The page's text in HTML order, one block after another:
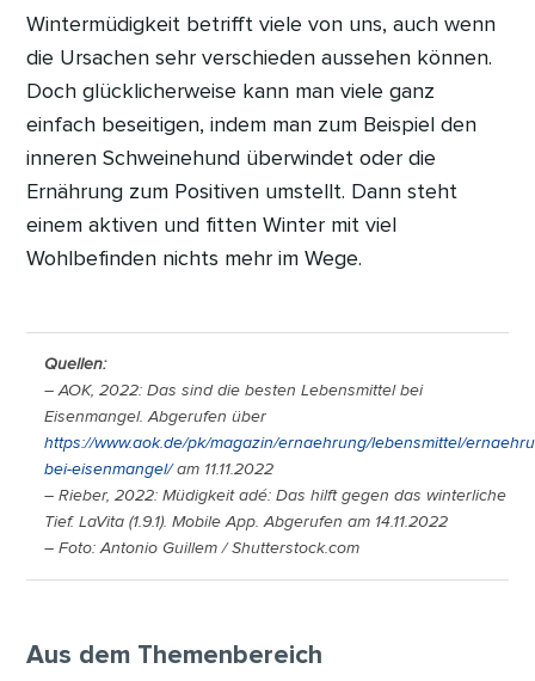
Wintermüdigkeit betrifft viele von uns, auch wenn
die Ursachen sehr verschieden aussehen können.
Doch glücklicherweise kann man viele ganz
einfach beseitigen, indem man zum Beispiel den
inneren Schweinehund überwindet oder die
Ernährung zum Positiven umstellt. Dann steht
einem aktiven und fitten Winter mit viel
Wohlbefinden nichts mehr im Wege.
Quellen:
– AOK, 2022: Das sind die besten Lebensmittel bei
Eisenmangel. Abgerufen über
https://www.aok.de/pk/magazin/ernaehrung/lebensmittel/
bei-eisenmangel/am 11.11.2022
– Rieber, 2022: Müdigkeit adé: Das hilft gegen das winterliche
Tief. LaVita (1.9.1). Mobile App. Abgerufen am 14.11.2022
– Foto: Antonio Guillem / Shutterstock.com
Aus dem Themenbereich